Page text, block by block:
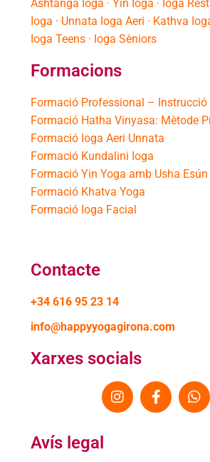
Ashtanga Ioga · Yin Ioga · Ioga
Ioga · Unnata Ioga Aeri · Kathva
Ioga Teens · Ioga Sèniors
Formacions
Formació Professional – Instrucció
Formació Hatha Vinyasa: Mètode
Formació Ioga Aeri Unnata
Formació Kundalini Ioga
Formació Yin Yoga amb Usha Esún
Formació Khatva Yoga
Formació Ioga Facial
Contacte
+34 616 95 23 14
info@happyyogagirona.com
Xarxes socials
Avís legal